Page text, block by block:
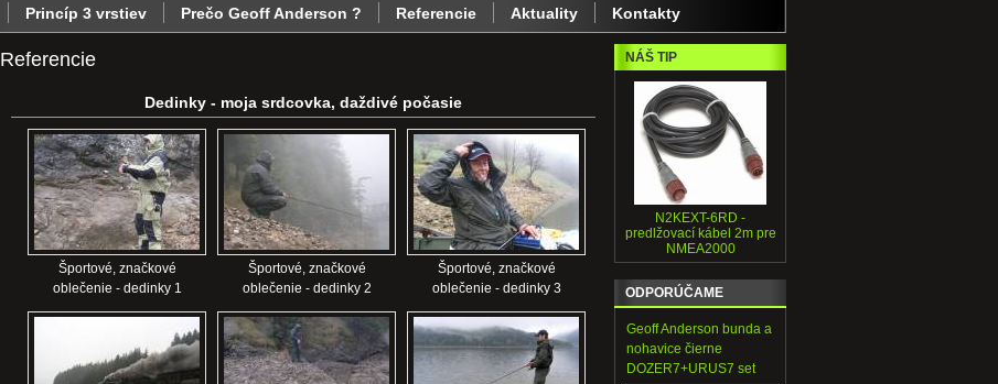
Referencie
Dedinky - moja srdcovka, daždivé počasie
Športové, značkové
oblečenie - dedinky 1
Športové, značkové
oblečenie - dedinky 2
Športové, značkové
oblečenie - dedinky 3
NÁŠ TIP
N2KEXT-6RD -
predlžovací kábel 2m pre
NMEA2000
ODPORÚČAME
Geoff Anderson bunda a
nohavice čierne
DOZER7+URUS7 set
Princíp 3 vrstiev Prečo Geoff Anderson ? Referencie Aktuality Kontakty